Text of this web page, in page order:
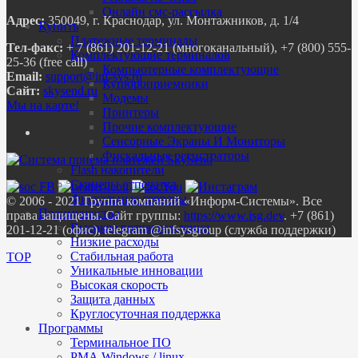
Онлайн смс-рассылка
Купить
Платежные терминалы
Комплектующие терминалов
Компьютерные комплектующие
Купюроприемники
Модемы
Принтеры
Прочие комплектующие
Сенсорные Экраны И Мониторы
Фискальные регистраторы
Flash накопители
Сканеры отпечатка
Фискальные серверы
Преимущества
Высокое вознаграждение
Низкие расходы
Стабильная работа
Уникальные инновации
Высокая скорость
Защита данных
Круглосуточная поддержка
Программы
Терминальное ПО
Адрес:350049, г. Краснодар, ул. Монтажников, д. 1/4
Тел-факс: + 7 (861) 201-12-21 (многоканальный), +7 (800) 555-
25-36 (free call)
Email:
Сайт: skysend.ru
Мы на карте!
© 2006 - 2021 Группа компаний «Информ-Системы». Все
права защищены. Сайт группы: https://www.isg.dev. +7 (861)
201-12-21 (офис), telegram @infsysgroup (служба поддержки)
TOP